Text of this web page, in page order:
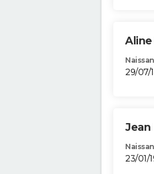
Aline
29/07/
Jean
23/01/